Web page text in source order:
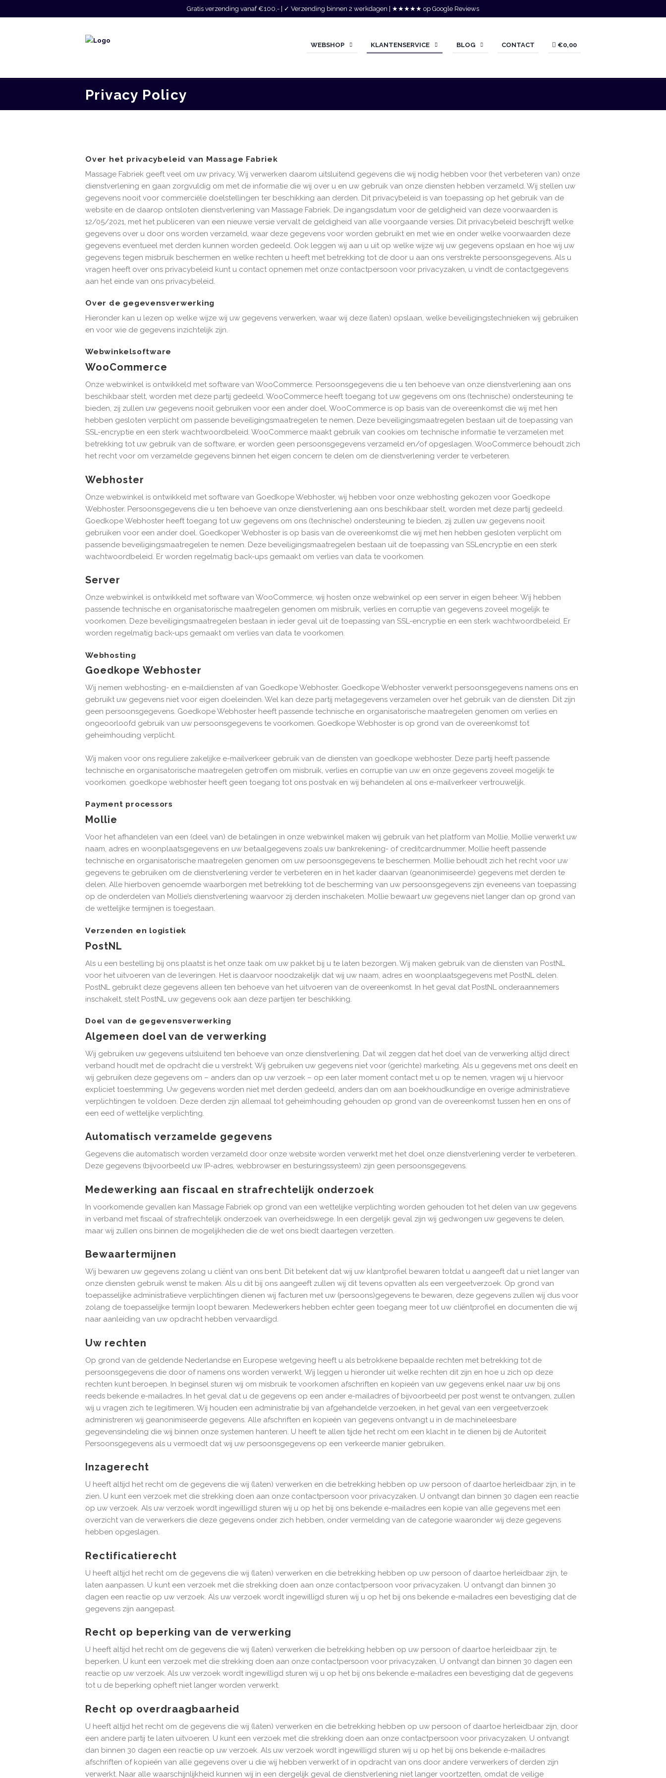
Gratis verzending vanaf €100,- | ✓ Verzending binnen 2 werkdagen | ★★★★★ op Google Reviews
WEBSHOP KLANTENSERVICE BLOG CONTACT €0,00
Privacy Policy
Over het privacybeleid van Massage Fabriek
Massage Fabriek geeft veel om uw privacy. Wij verwerken daarom uitsluitend gegevens die wij nodig hebben voor (het verbeteren van) onze
dienstverlening en gaan zorgvuldig om met de informatie die wij over u en uw gebruik van onze diensten hebben verzameld. Wij stellen uw
gegevens nooit voor commerciële doelstellingen ter beschikking aan derden. Dit privacybeleid is van toepassing op het gebruik van de
website en de daarop ontsloten dienstverlening van Massage Fabriek. De ingangsdatum voor de geldigheid van deze voorwaarden is
12/05/2021, met het publiceren van een nieuwe versie vervalt de geldigheid van alle voorgaande versies. Dit privacybeleid beschrijft welke
gegevens over u door ons worden verzameld, waar deze gegevens voor worden gebruikt en met wie en onder welke voorwaarden deze
gegevens eventueel met derden kunnen worden gedeeld. Ook leggen wij aan u uit op welke wijze wij uw gegevens opslaan en hoe wij uw
gegevens tegen misbruik beschermen en welke rechten u heeft met betrekking tot de door u aan ons verstrekte persoonsgegevens. Als u
vragen heeft over ons privacybeleid kunt u contact opnemen met onze contactpersoon voor privacyzaken, u vindt de contactgegevens
aan het einde van ons privacybeleid.
Over de gegevensverwerking
Hieronder kan u lezen op welke wijze wij uw gegevens verwerken, waar wij deze (laten) opslaan, welke beveiligingstechnieken wij gebruiken
en voor wie de gegevens inzichtelijk zijn.
Webwinkelsoftware
WooCommerce
Onze webwinkel is ontwikkeld met software van WooCommerce. Persoonsgegevens die u ten behoeve van onze dienstverlening aan ons
beschikbaar stelt, worden met deze partij gedeeld. WooCommerce heeft toegang tot uw gegevens om ons (technische) ondersteuning te
bieden, zij zullen uw gegevens nooit gebruiken voor een ander doel. WooCommerce is op basis van de overeenkomst die wij met hen
hebben gesloten verplicht om passende beveiligingsmaatregelen te nemen. Deze beveiligingsmaatregelen bestaan uit de toepassing van
SSL-encryptie en een sterk wachtwoordbeleid. WooCommerce maakt gebruik van cookies om technische informatie te verzamelen met
betrekking tot uw gebruik van de software, er worden geen persoonsgegevens verzameld en/of opgeslagen. WooCommerce behoudt zich
het recht voor om verzamelde gegevens binnen het eigen concern te delen om de dienstverlening verder te verbeteren.
Webhoster
Onze webwinkel is ontwikkeld met software van Goedkope Webhoster, wij hebben voor onze webhosting gekozen voor Goedkope
Webhoster. Persoonsgegevens die u ten behoeve van onze dienstverlening aan ons beschikbaar stelt, worden met deze partij gedeeld.
Goedkope Webhoster heeft toegang tot uw gegevens om ons (technische) ondersteuning te bieden, zij zullen uw gegevens nooit
gebruiken voor een ander doel. Goedkoper Webhoster is op basis van de overeenkomst die wij met hen hebben gesloten verplicht om
passende beveiligingsmaatregelen te nemen. Deze beveiligingsmaatregelen bestaan uit de toepassing van SSLencryptie en een sterk
wachtwoordbeleid. Er worden regelmatig back-ups gemaakt om verlies van data te voorkomen.
Server
Onze webwinkel is ontwikkeld met software van WooCommerce, wij hosten onze webwinkel op een server in eigen beheer. Wij hebben
passende technische en organisatorische maatregelen genomen om misbruik, verlies en corruptie van gegevens zoveel mogelijk te
voorkomen. Deze beveiligingsmaatregelen bestaan in ieder geval uit de toepassing van SSL-encryptie en een sterk wachtwoordbeleid. Er
worden regelmatig back-ups gemaakt om verlies van data te voorkomen.
Webhosting
Goedkope Webhoster
Wij nemen webhosting- en e-maildiensten af van Goedkope Webhoster. Goedkope Webhoster verwerkt persoonsgegevens namens ons en
gebruikt uw gegevens niet voor eigen doeleinden. Wel kan deze partij metagegevens verzamelen over het gebruik van de diensten. Dit zijn
geen persoonsgegevens. Goedkope Webhoster heeft passende technische en organisatorische maatregelen genomen om verlies en
ongeoorloofd gebruik van uw persoonsgegevens te voorkomen. Goedkope Webhoster is op grond van de overeenkomst tot
geheimhouding verplicht.
Wij maken voor ons reguliere zakelijke e-mailverkeer gebruik van de diensten van goedkope webhoster. Deze partij heeft passende
technische en organisatorische maatregelen getroffen om misbruik, verlies en corruptie van uw en onze gegevens zoveel mogelijk te
voorkomen. goedkope webhoster heeft geen toegang tot ons postvak en wij behandelen al ons e-mailverkeer vertrouwelijk.
Payment processors
Mollie
Voor het afhandelen van een (deel van) de betalingen in onze webwinkel maken wij gebruik van het platform van Mollie. Mollie verwerkt uw
naam, adres en woonplaatsgegevens en uw betaalgegevens zoals uw bankrekening- of creditcardnummer. Mollie heeft passende
technische en organisatorische maatregelen genomen om uw persoonsgegevens te beschermen. Mollie behoudt zich het recht voor uw
gegevens te gebruiken om de dienstverlening verder te verbeteren en in het kader daarvan (geanonimiseerde) gegevens met derden te
delen. Alle hierboven genoemde waarborgen met betrekking tot de bescherming van uw persoonsgegevens zijn eveneens van toepassing
op de onderdelen van Mollie’s dienstverlening waarvoor zij derden inschakelen. Mollie bewaart uw gegevens niet langer dan op grond van
de wettelijke termijnen is toegestaan.
Verzenden en logistiek
PostNL
Als u een bestelling bij ons plaatst is het onze taak om uw pakket bij u te laten bezorgen. Wij maken gebruik van de diensten van PostNL
voor het uitvoeren van de leveringen. Het is daarvoor noodzakelijk dat wij uw naam, adres en woonplaatsgegevens met PostNL delen.
PostNL gebruikt deze gegevens alleen ten behoeve van het uitvoeren van de overeenkomst. In het geval dat PostNL onderaannemers
inschakelt, stelt PostNL uw gegevens ook aan deze partijen ter beschikking.
Doel van de gegevensverwerking
Algemeen doel van de verwerking
Wij gebruiken uw gegevens uitsluitend ten behoeve van onze dienstverlening. Dat wil zeggen dat het doel van de verwerking altijd direct
verband houdt met de opdracht die u verstrekt. Wij gebruiken uw gegevens niet voor (gerichte) marketing. Als u gegevens met ons deelt en
wij gebruiken deze gegevens om – anders dan op uw verzoek – op een later moment contact met u op te nemen, vragen wij u hiervoor
expliciet toestemming. Uw gegevens worden niet met derden gedeeld, anders dan om aan boekhoudkundige en overige administratieve
verplichtingen te voldoen. Deze derden zijn allemaal tot geheimhouding gehouden op grond van de overeenkomst tussen hen en ons of
een eed of wettelijke verplichting.
Automatisch verzamelde gegevens
Gegevens die automatisch worden verzameld door onze website worden verwerkt met het doel onze dienstverlening verder te verbeteren.
Deze gegevens (bijvoorbeeld uw IP-adres, webbrowser en besturingssysteem) zijn geen persoonsgegevens.
Medewerking aan fiscaal en strafrechtelijk onderzoek
In voorkomende gevallen kan Massage Fabriek op grond van een wettelijke verplichting worden gehouden tot het delen van uw gegevens
in verband met fiscaal of strafrechtelijk onderzoek van overheidswege. In een dergelijk geval zijn wij gedwongen uw gegevens te delen,
maar wij zullen ons binnen de mogelijkheden die de wet ons biedt daartegen verzetten.
Bewaartermijnen
Wij bewaren uw gegevens zolang u cliënt van ons bent. Dit betekent dat wij uw klantprofiel bewaren totdat u aangeeft dat u niet langer van
onze diensten gebruik wenst te maken. Als u dit bij ons aangeeft zullen wij dit tevens opvatten als een vergeetverzoek. Op grond van
toepasselijke administratieve verplichtingen dienen wij facturen met uw (persoons)gegevens te bewaren, deze gegevens zullen wij dus voor
zolang de toepasselijke termijn loopt bewaren. Medewerkers hebben echter geen toegang meer tot uw cliëntprofiel en documenten die wij
naar aanleiding van uw opdracht hebben vervaardigd.
Uw rechten
Op grond van de geldende Nederlandse en Europese wetgeving heeft u als betrokkene bepaalde rechten met betrekking tot de
persoonsgegevens die door of namens ons worden verwerkt. Wij leggen u hieronder uit welke rechten dit zijn en hoe u zich op deze
rechten kunt beroepen. In beginsel sturen wij om misbruik te voorkomen afschriften en kopieën van uw gegevens enkel naar uw bij ons
reeds bekende e-mailadres. In het geval dat u de gegevens op een ander e-mailadres of bijvoorbeeld per post wenst te ontvangen, zullen
wij u vragen zich te legitimeren. Wij houden een administratie bij van afgehandelde verzoeken, in het geval van een vergeetverzoek
administreren wij geanonimiseerde gegevens. Alle afschriften en kopieën van gegevens ontvangt u in de machineleesbare
gegevensindeling die wij binnen onze systemen hanteren. U heeft te allen tijde het recht om een klacht in te dienen bij de Autoriteit
Persoonsgegevens als u vermoedt dat wij uw persoonsgegevens op een verkeerde manier gebruiken.
Inzagerecht
U heeft altijd het recht om de gegevens die wij (laten) verwerken en die betrekking hebben op uw persoon of daartoe herleidbaar zijn, in te
zien. U kunt een verzoek met die strekking doen aan onze contactpersoon voor privacyzaken. U ontvangt dan binnen 30 dagen een reactie
op uw verzoek. Als uw verzoek wordt ingewilligd sturen wij u op het bij ons bekende e-mailadres een kopie van alle gegevens met een
overzicht van de verwerkers die deze gegevens onder zich hebben, onder vermelding van de categorie waaronder wij deze gegevens
hebben opgeslagen.
Rectificatierecht
U heeft altijd het recht om de gegevens die wij (laten) verwerken en die betrekking hebben op uw persoon of daartoe herleidbaar zijn, te
laten aanpassen. U kunt een verzoek met die strekking doen aan onze contactpersoon voor privacyzaken. U ontvangt dan binnen 30
dagen een reactie op uw verzoek. Als uw verzoek wordt ingewilligd sturen wij u op het bij ons bekende e-mailadres een bevestiging dat de
gegevens zijn aangepast.
Recht op beperking van de verwerking
U heeft altijd het recht om de gegevens die wij (laten) verwerken die betrekking hebben op uw persoon of daartoe herleidbaar zijn, te
beperken. U kunt een verzoek met die strekking doen aan onze contactpersoon voor privacyzaken. U ontvangt dan binnen 30 dagen een
reactie op uw verzoek. Als uw verzoek wordt ingewilligd sturen wij u op het bij ons bekende e-mailadres een bevestiging dat de gegevens
tot u de beperking opheft niet langer worden verwerkt.
Recht op overdraagbaarheid
U heeft altijd het recht om de gegevens die wij (laten) verwerken en die betrekking hebben op uw persoon of daartoe herleidbaar zijn, door
een andere partij te laten uitvoeren. U kunt een verzoek met die strekking doen aan onze contactpersoon voor privacyzaken. U ontvangt
dan binnen 30 dagen een reactie op uw verzoek. Als uw verzoek wordt ingewilligd sturen wij u op het bij ons bekende e-mailadres
afschriften of kopieën van alle gegevens over u die wij hebben verwerkt of in opdracht van ons door andere verwerkers of derden zijn
verwerkt. Naar alle waarschijnlijkheid kunnen wij in een dergelijk geval de dienstverlening niet langer voortzetten, omdat de veilige